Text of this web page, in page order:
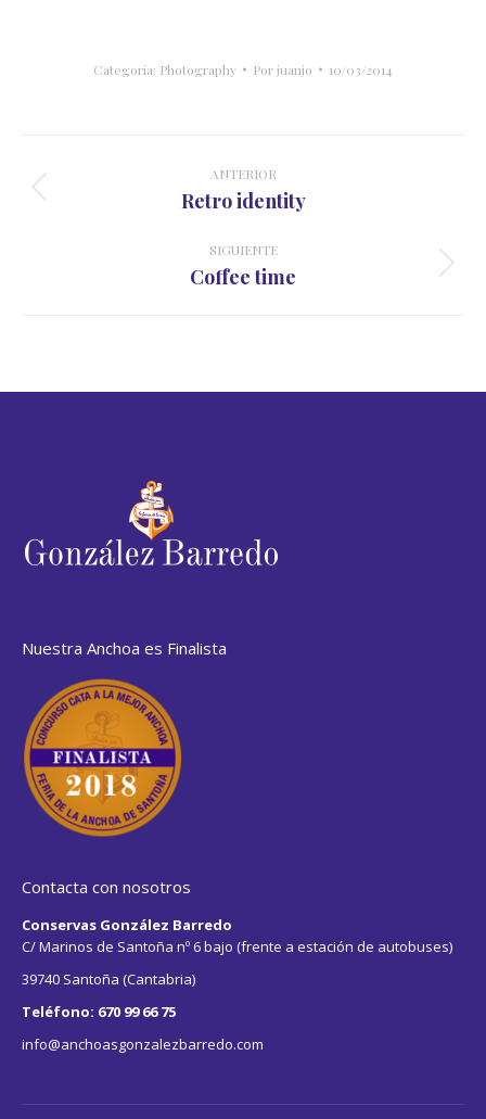
Categoría: Photography Porjuanjo 10/03/2014
entre
ANTERIOR
Proyecto
anterior
Retro identity
SIGUIENTE
Proyecto
Coffee time
Nuestra Anchoa es Finalista
Contacta con nosotros
Conservas González Barredo
C/ Marinos de Santoña nº 6 bajo (frente a estación de autobuses)
39740 Santoña (Cantabria)
Teléfono: 670 99 66 75
info@anchoasgonzalezbarredo.com